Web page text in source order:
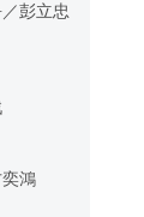
彭立忠
鴻